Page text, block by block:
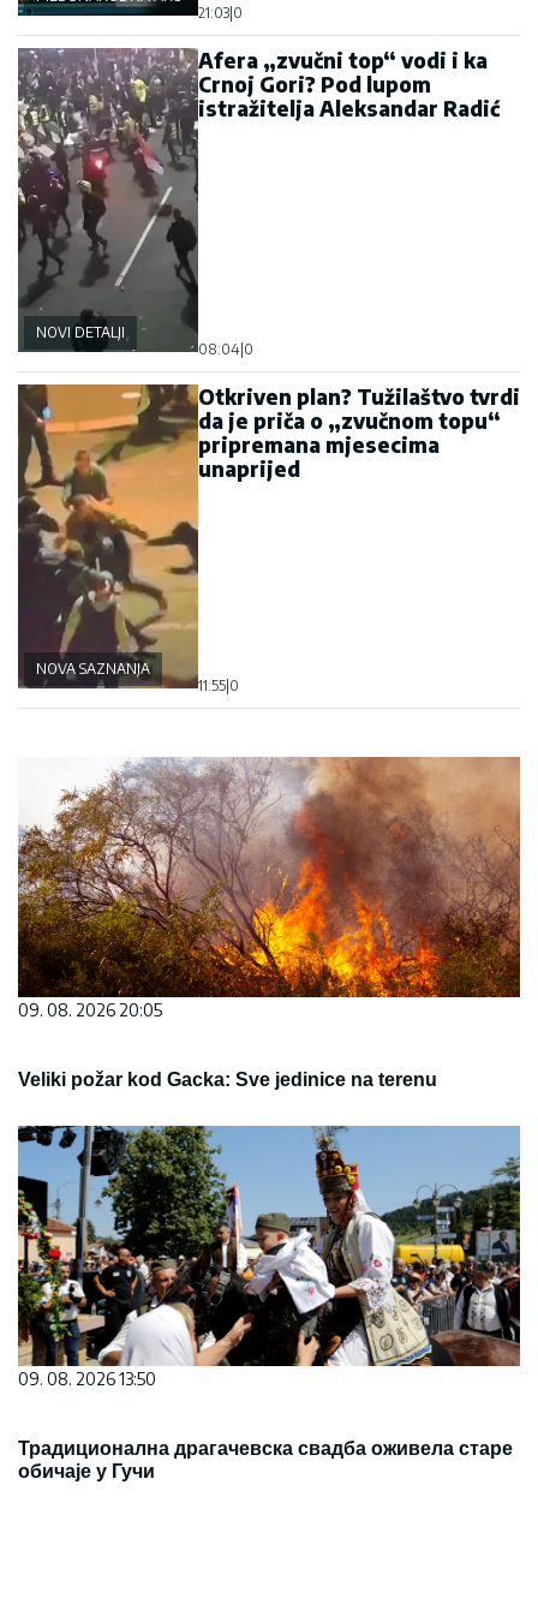
21:03 0
NOVI DETALJI
Afera „zvučni top“ vodi i ka
Crnoj Gori? Pod lupom
istražitelja Aleksandar Radić
08:04 0
NOVA SAZNANJA
Otkriven plan? Tužilaštvo tvrdi
da je priča o „zvučnom topu“
pripremana mjesecima
unaprijed
11:55 0
09. 08. 2026 20:05
Veliki požar kod Gacka: Sve jedinice na terenu
09. 08. 2026 13:50
Традиционална драгачевска свадба оживела старе
обичаје у Гучи